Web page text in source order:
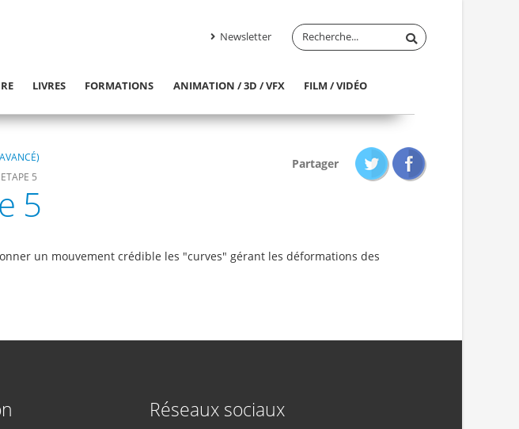
Newsletter
LIVRES FORMATIONS ANIMATION / 3D / VFX FILM / VIDÉO
ETAPE 5
Partager
5
un mouvement crédible les "curves" gérant les déformations des
Réseaux sociaux